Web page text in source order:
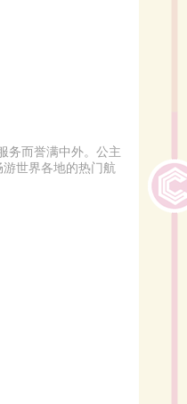
务而誉满中外。公主
世界各地的热门航